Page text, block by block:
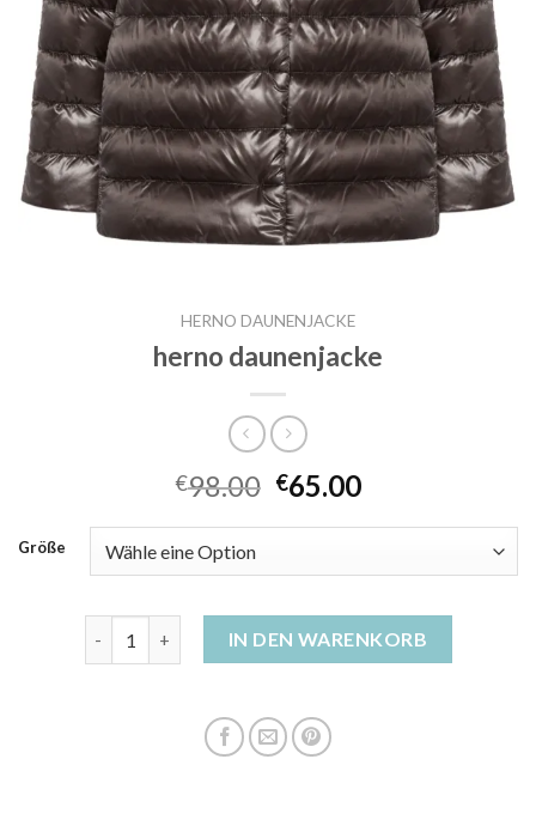
HERNO DAUNENJACKE
herno daunenjacke
€98.00 €65.00
Größe
herno daunenjacke MengeIN DEN WARENKORB